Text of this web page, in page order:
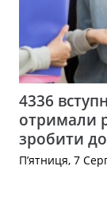
4336
отримали
зробити
П’ятниця, 7